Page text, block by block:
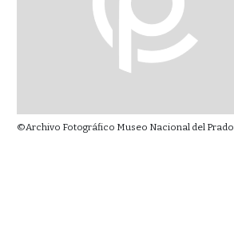
©Archivo Fotográfico Museo Nacional del Prado